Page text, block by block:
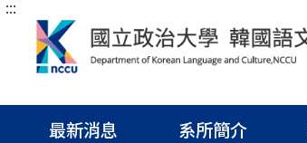
跳
塊
:::
最新消息 系所簡介